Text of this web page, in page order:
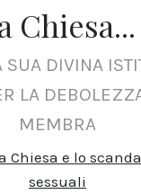
Chiesa...
SUA DIVINA
LA
MEMBRA
Chiesa e lo
sessuali